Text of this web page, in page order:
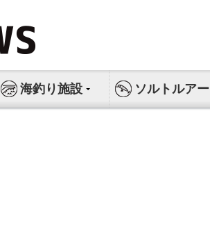
海釣り施設 ソルトルアー